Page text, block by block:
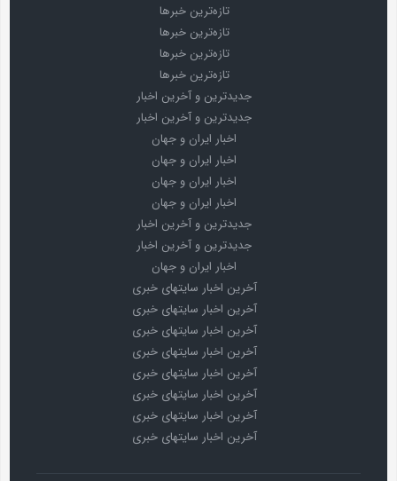
تازه‌ترین خبرها
تازه‌ترین خبرها
تازه‌ترین خبرها
تازه‌ترین خبرها
جدیدترین و آخرین اخبار
جدیدترین و آخرین اخبار
اخبار ایران و جهان
اخبار ایران و جهان
اخبار ایران و جهان
اخبار ایران و جهان
جدیدترین و آخرین اخبار
جدیدترین و آخرین اخبار
اخبار ایران و جهان
آخرین اخبار سایتهای خبری
آخرین اخبار سایتهای خبری
آخرین اخبار سایتهای خبری
آخرین اخبار سایتهای خبری
آخرین اخبار سایتهای خبری
آخرین اخبار سایتهای خبری
آخرین اخبار سایتهای خبری
آخرین اخبار سایتهای خبری